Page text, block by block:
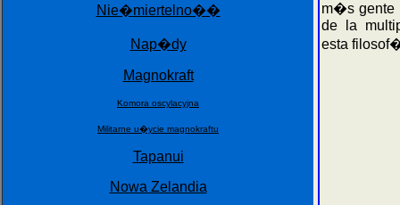
Nie�miertelno��
Nap�dy
Magnokraft
Komora oscylacyjna
Militarne u�ycie magnokraftu
Tapanui
Nowa Zelandia
m�s gente
de la
esta